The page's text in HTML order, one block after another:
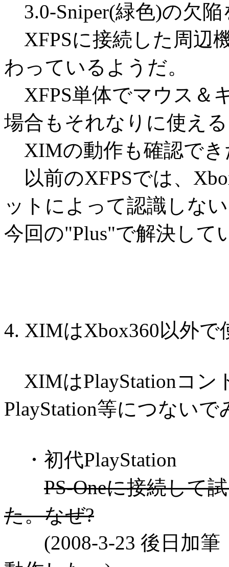
3.0-Sniper(緑色)の欠
XFPSに接続した周辺
わっているようだ。
XFPS単体でマウス＆
場合もそれなりに使え
XIMの動作も確認でき
以前のXFPSでは、
ットによって認識しな
今回の"Plus"で解決して
4. XIMはXbox360以外で
XIMはPlayStationコン
PlayStation等につないで
・初代PlayStation
PS-Oneに接続して
た。なぜ?
(2008-3-23 後日加筆